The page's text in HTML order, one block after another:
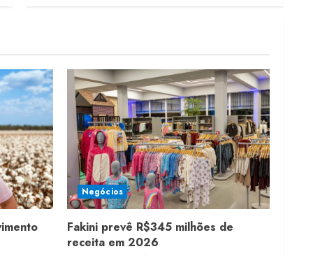
Negócios
Fakini prevê R$345 milhões de
receita em 2026